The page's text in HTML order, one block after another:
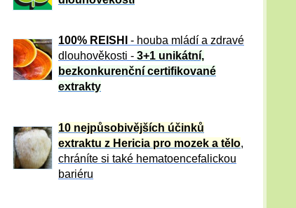
100% REISHI
- houba mládí a zdravé
dlouhověkosti - 3+1 unikátní,
bezkonkurenční certifikované
extrakty
10 nejpůsobivějších účinků
extraktu z Hericia pro mozek a tělo,
chráníte si také hematoencefalickou
bariéru